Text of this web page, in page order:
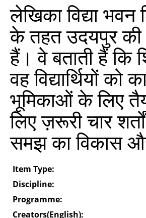
लेखिका विद्या भवन
के तहत उदयपुर की
हैं। वे बताती हैं कि
वह विद्यार्थियों
भूमिकाओं के लिए
लिए ज़रूरी चार
समझ का विकास
Item Type:
Discipline:
Programme:
Creators(English):